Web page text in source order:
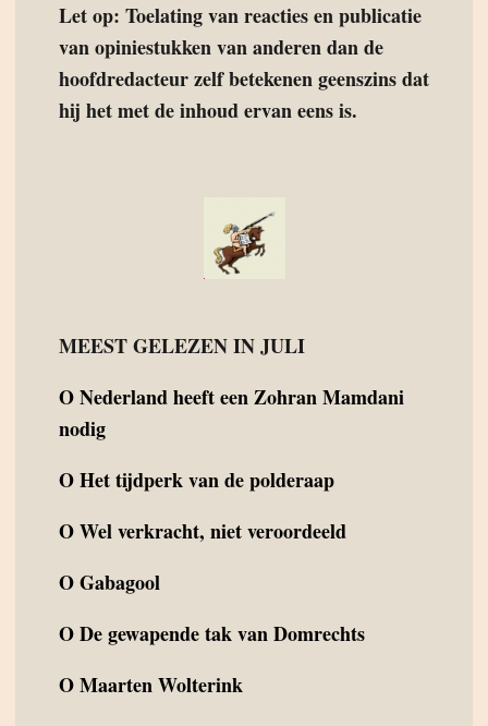
Let op: Toelating van reacties en publicatie
van opiniestukken van anderen dan de
hoofdredacteur zelf betekenen geenszins dat
hij het met de inhoud ervan eens is.
MEEST GELEZEN IN JULI
ONederland heeft een Zohran Mamdani
nodig
OHet tijdperk van de polderaap
OWel verkracht, niet veroordeeld
OGabagool
ODe gewapende tak van Domrechts
OMaarten Wolterink